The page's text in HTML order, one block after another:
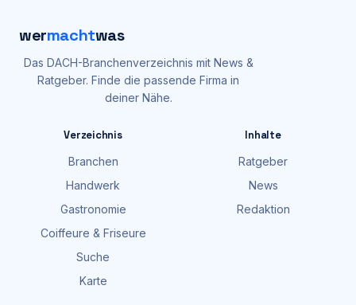
wermachtwas
Das DACH-Branchenverzeichnis mit News &
Ratgeber. Finde die passende Firma in
deiner Nähe.
Verzeichnis
Branchen
Handwerk
Gastronomie
Coiffeure & Friseure
Suche
Karte
Inhalte
Ratgeber
News
Redaktion